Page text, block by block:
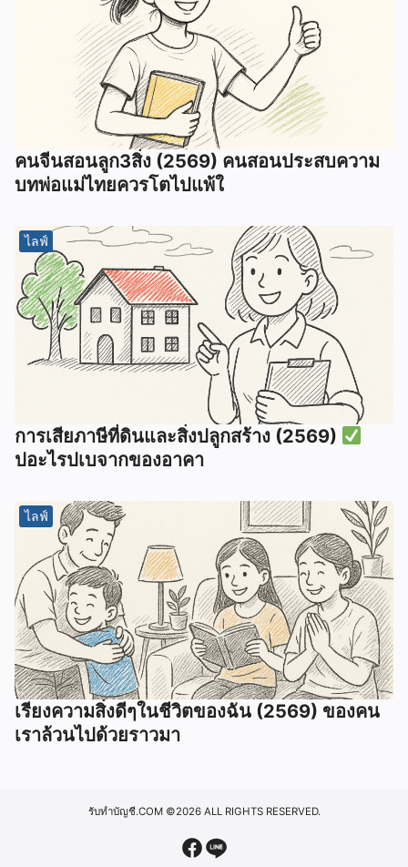
คนจีนสอนลูก3สิ่ง (2569) คนสอนประสบความ
บทพ่อแม่ไทยควรโตไปแพ้ใ
ไลฟ์
การเสียภาษีที่ดินและสิ่งปลูกสร้าง (2569)
ปอะไรปเบจากของอาคา
ไลฟ์
เรียงความสิ่งดีๆในชีวิตของฉัน (2569) ของคน
เราล้วนไปด้วยราวมา
รับทำบัญชี.COM©2026 ALL RIGHTS RESERVED.